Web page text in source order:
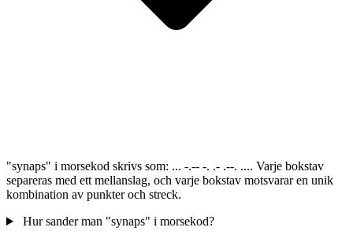
"synaps" i morsekod skrivs som: ... -.-- -. .- .--. .... Varje bokstav
separeras med ett mellanslag, och varje bokstav motsvarar en unik
kombination av punkter och streck.
Hur sander man "synaps" i morsekod?